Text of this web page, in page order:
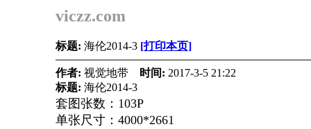
viczz.com
标题: 海伦2014-3 [打印本页]
作者: 视觉地带 时间: 2017-3-5 21:22
标题: 海伦2014-3
套图张数：103P
单张尺寸：4000*2661